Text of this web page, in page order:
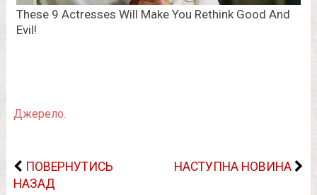
Джерело.
ПОВЕРНУТИСЬ
НАЗАД
НАСТУПНА НОВИНА